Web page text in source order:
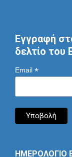
Εγγραφή
δελτίο του
Email *
ΗΜΕΡΟΛΟΓΙΟ